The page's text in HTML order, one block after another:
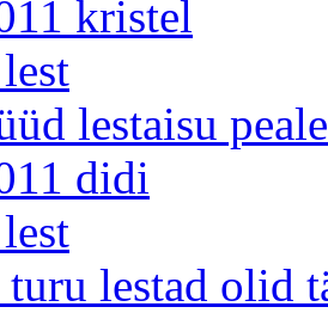
kristel
lestaisu
didi
turu lestad olid